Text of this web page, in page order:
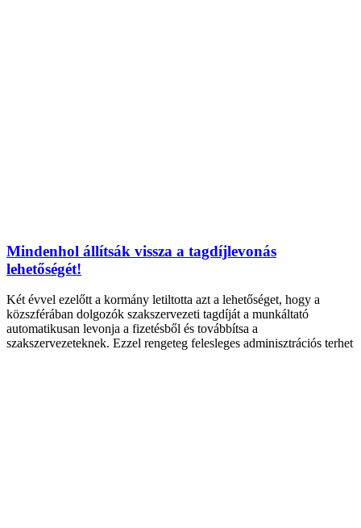
Mindenhol állítsák vissza a tagdíjlevonás
lehetőségét!
Két évvel ezelőtt a kormány letiltotta azt a lehetőséget, hogy a
közszférában dolgozók szakszervezeti tagdíját a munkáltató
automatikusan levonja a fizetésből és továbbítsa a
szakszervezeteknek. Ezzel rengeteg felesleges adminisztrációs terhet